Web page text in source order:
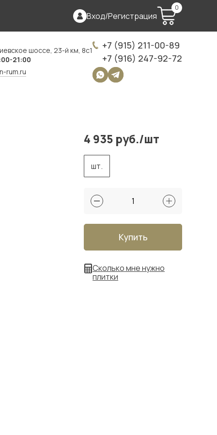
Вход/Регистрация
0
шоссе, 23-й км, 8с1
21:00
rum.ru
+7 (915) 211-00-89
+7 (916) 247-92-72
4 935 руб./шт
шт.
Купить
Сколько мне нужно
плитки